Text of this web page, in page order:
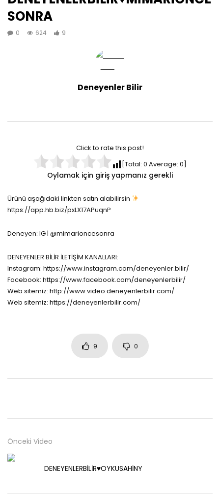
SONRA
0 624 9
Deneyenler Bilir
Click to rate this post!
[Total: 0 Average: 0]
Oylamak için giriş yapmanız gerekli
Ürünü aşağıdaki linkten satın alabilirsin
https://app.hb.biz/pxLX17APuqnP
Deneyen: IG | @mimarioncesonra
DENEYENLER BİLİR İLETİŞİM KANALLARI:
Instagram: https://www.instagram.com/deneyenler.bilir/
Facebook: https://www.facebook.com/deneyenlerbilir/
Web sitemiz: http://www.video.deneyenlerbilir.com/
Web sitemiz: https://deneyenlerbilir.com/
9 0
Önceki Video
DENEYENLERBİLİR♥️OYKUSAHİNY